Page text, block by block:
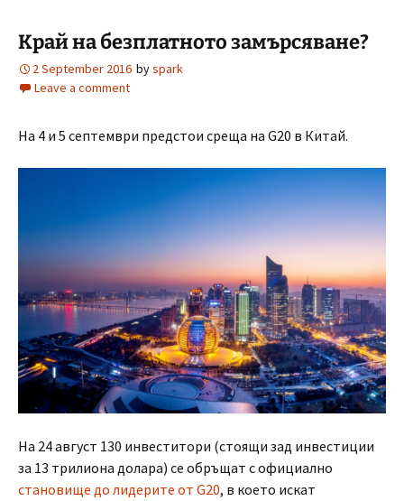
Край на безплатното замърсяване?
2 September 2016 byspark
Leave a comment
На 4 и 5 септември предстои среща на G20 в Китай.
На 24 август 130 инвеститори (стоящи зад инвестиции
за 13 трилиона долара) се обръщат с официално
становище до лидерите от G20, в което искат